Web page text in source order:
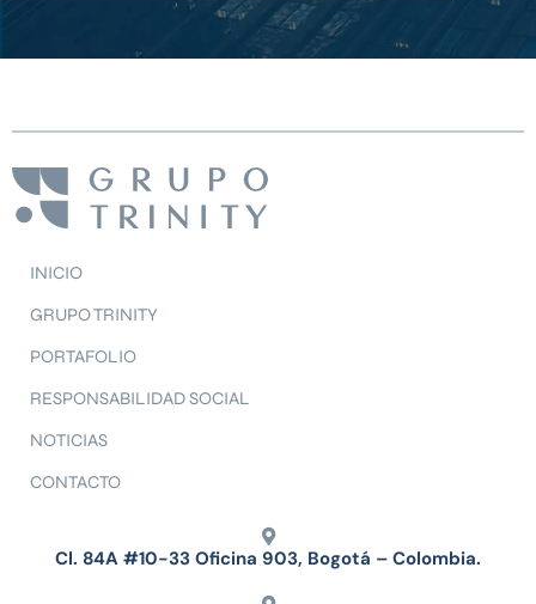
INICIO
GRUPO TRINITY
PORTAFOLIO
RESPONSABILIDAD SOCIAL
NOTICIAS
CONTACTO
Cl. 84A #10-33 Oficina 903, Bogotá – Colombia.